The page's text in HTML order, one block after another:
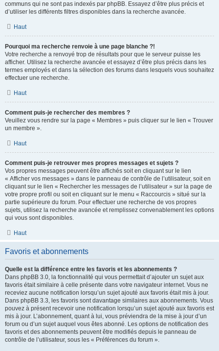
communs qui ne sont pas indexés par phpBB. Essayez d’être plus précis et
d’utiliser les différents filtres disponibles dans la recherche avancée.
Haut
Pourquoi ma recherche renvoie à une page blanche ?!
Votre recherche a renvoyé trop de résultats pour que le serveur puisse les
afficher. Utilisez la recherche avancée et essayez d’être plus précis dans les
termes employés et dans la sélection des forums dans lesquels vous souhaitez
effectuer une recherche.
Haut
Comment puis-je rechercher des membres ?
Veuillez vous rendre sur la page « Membres » puis cliquer sur le lien « Trouver
un membre ».
Haut
Comment puis-je retrouver mes propres messages et sujets ?
Vos propres messages peuvent être affichés soit en cliquant sur le lien
« Afficher vos messages » dans le panneau de contrôle de l’utilisateur, soit en
cliquant sur le lien « Rechercher les messages de l’utilisateur » sur la page de
votre propre profil ou soit en cliquant sur le menu « Raccourcis » situé sur la
partie supérieure du forum. Pour effectuer une recherche de vos propres
sujets, utilisez la recherche avancée et remplissez convenablement les options
qui vous sont disponibles.
Haut
Favoris et abonnements
Quelle est la différence entre les favoris et les abonnements ?
Dans phpBB 3.0, la fonctionnalité qui vous permettait d’ajouter un sujet aux
favoris était similaire à celle présente dans votre navigateur internet. Vous ne
receviez aucune notification lorsqu’un sujet ajouté aux favoris était mis à jour.
Dans phpBB 3.3, les favoris sont davantage similaires aux abonnements. Vous
pouvez à présent recevoir une notification lorsqu’un sujet ajouté aux favoris est
mis à jour. L’abonnement, quant à lui, vous préviendra de la mise à jour d’un
forum ou d’un sujet auquel vous êtes abonné. Les options de notification des
favoris et des abonnements peuvent être modifiés depuis le panneau de
contrôle de l’utilisateur, sous les « Préférences du forum ».